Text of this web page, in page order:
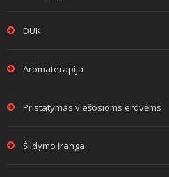
DUK
Aromaterapija
Pristatymas viešosioms erdvėms
Šildymo įranga